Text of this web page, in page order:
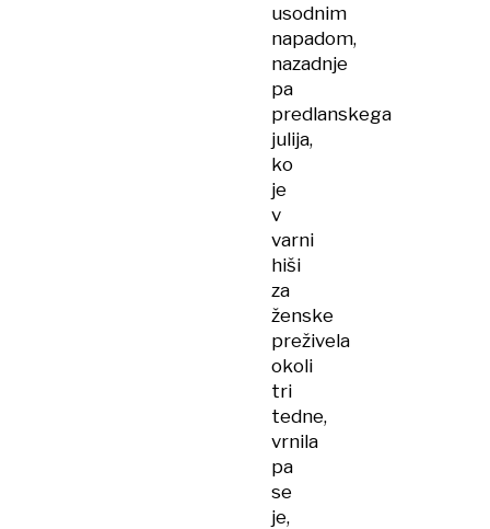
usodnim
napadom,
nazadnje
pa
predlanskega
julija,
ko
je
v
varni
hiši
za
ženske
preživela
okoli
tri
tedne,
vrnila
pa
se
je,